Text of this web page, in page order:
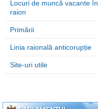
Locuri de muncă vacante în
raion
Primării
Linia raională anticorupție
Site-uri utile